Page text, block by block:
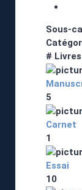
Sous-
# Livres
5
Carnet
1
Essai
10